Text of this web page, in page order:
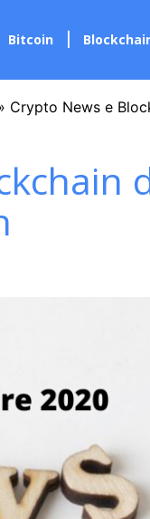
Bitcoin
Crypto News e